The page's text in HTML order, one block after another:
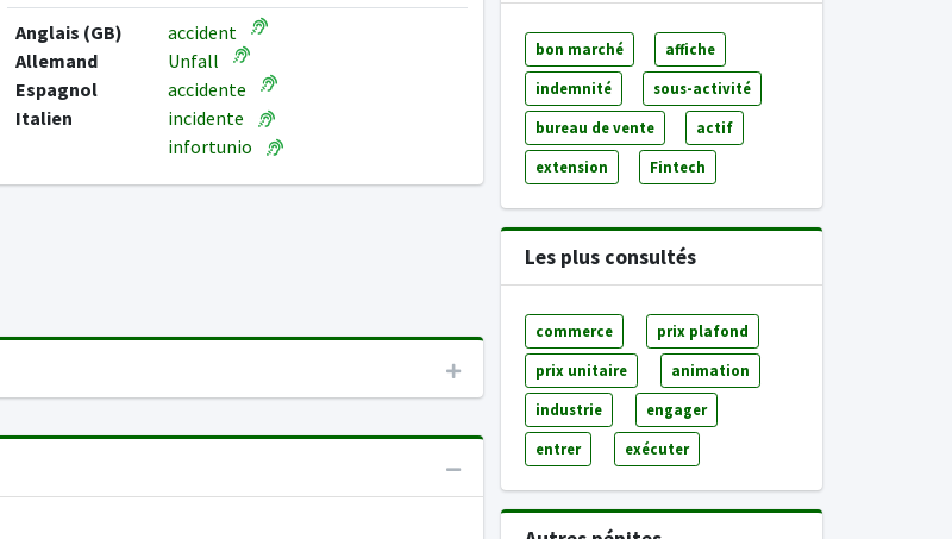
Anglais (GB)
accident
Allemand
Unfall
Espagnol
accidente
Italien
incidente
infortunio
bon marché affiche
indemnité sous-activité
bureau de vente actif
extension Fintech
Les plus consultés
commerce prix plafond
prix unitaire animation
industrie engager
entrer exécuter